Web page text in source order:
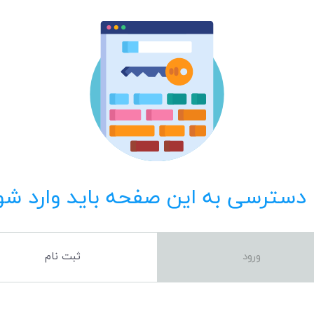
دسترسی به این صفحه باید وارد
ورود ثبت نام